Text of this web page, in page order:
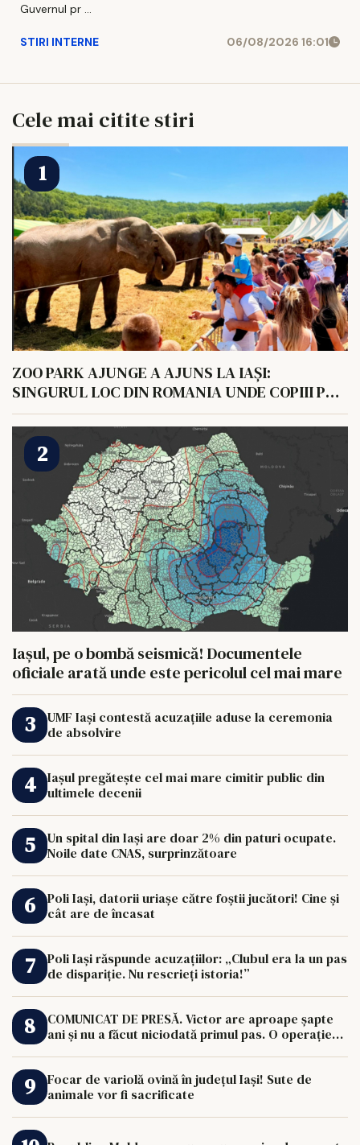
Guvernul pr ...
STIRI INTERNE 06/08/2026 16:01
Cele mai citite stiri
ZOO PARK AJUNGE A AJUNS LA IAȘI:
SINGURUL LOC DIN ROMANIA UNDE COPIII POT
HRANI UN ELEFANT
Iașul, pe o bombă seismică! Documentele
oficiale arată unde este pericolul cel mai mare
UMF Iași contestă acuzațiile aduse la ceremonia
de absolvire
Iașul pregătește cel mai mare cimitir public din
ultimele decenii
Un spital din Iași are doar 2% din paturi ocupate.
Noile date CNAS, surprinzătoare
Poli Iași, datorii uriașe către foștii jucători! Cine și
cât are de încasat
Poli Iași răspunde acuzațiilor: „Clubul era la un pas
de dispariție. Nu rescrieți istoria!”
COMUNICAT DE PRESĂ. Victor are aproape șapte
ani și nu a făcut niciodată primul pas. O operație
Focar de variolă ovină în județul Iași! Sute de
animale vor fi sacrificate